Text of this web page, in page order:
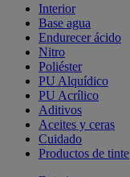
Interior
Base agua
Endurecer ácido
Nitro
Poliéster
PU Alquídico
PU Acrílico
Aditivos
Aceites y ceras
Cuidado
Productos de tinte